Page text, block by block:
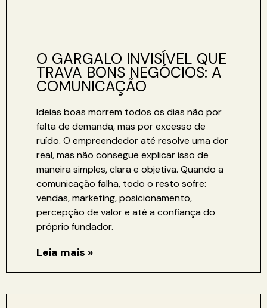
O GARGALO INVISÍVEL QUE
TRAVA BONS NEGÓCIOS: A
COMUNICAÇÃO
Ideias boas morrem todos os dias não por
falta de demanda, mas por excesso de
ruído. O empreendedor até resolve uma dor
real, mas não consegue explicar isso de
maneira simples, clara e objetiva. Quando a
comunicação falha, todo o resto sofre:
vendas, marketing, posicionamento,
percepção de valor e até a confiança do
próprio fundador.
Leia mais »